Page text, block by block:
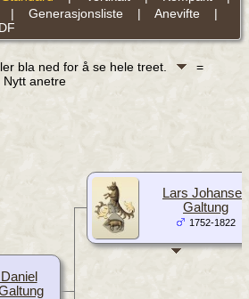
Generasjonsliste| Anevifte|
bla ned for å se hele treet.
=
anetre
Lars Johansen
Galtung
1752-1822